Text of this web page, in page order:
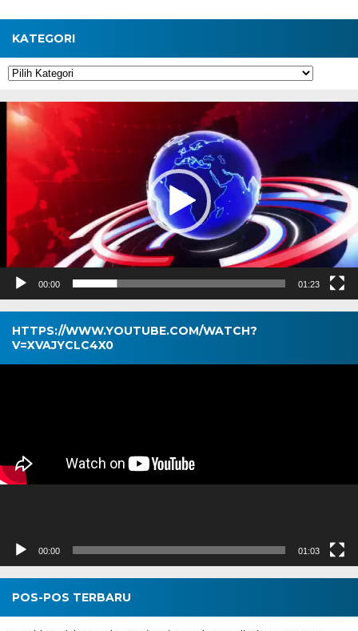
KATEGORI
Kategori
Pemutar
Video
00:00 01:23
HTTPS://WWW.YOUTUBE.COM/WATCH?
V=XVAJYCLC4X0
Pemutar
00:00 01:03
POS-POS TERBARU